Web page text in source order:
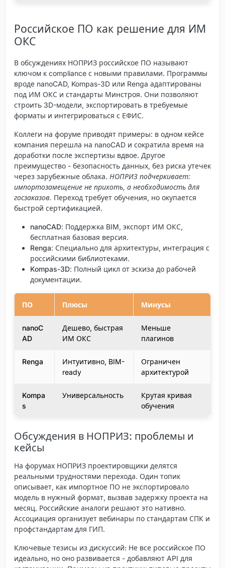
Российское ПО как решение для ИМ
ОКС
В обсуждениях НОПРИЗ российское ПО называют
ключом к compliance с новыми правилами. Программы
вроде nanoCAD, Kompas-3D или Renga адаптированы
под ИМ ОКС и стандарты Минстроя. Они позволяют
строить 3D-модели, экспортировать в требуемые
форматы и интегрироваться с ЕФИС.
Коллеги на форуме приводят примеры: в одном кейсе
компания перешла на nanoCAD и сократила время на
доработки после экспертизы вдвое. Другое
преимущество - безопасность данных, без риска утечек
через зарубежные облака. НОПРИЗ подчеркивает:
импортозамещение не прихоть, а необходимость для
госзаказов. Переход требует обучения, но окупается
быстрой сертификацией.
nanoCAD: Поддержка BIM, экспорт ИМ ОКС,
бесплатная базовая версия.
Renga: Специально для архитектуры, интеграция с
российскими библиотеками.
Kompas-3D: Полный цикл от эскиза до рабочей
документации.
ПО Плюсы Минусы
nanoC
AD
Дешево, быстрая
ИМ ОКС
Меньше
плагинов
Renga
Интуитивно, BIM-
ready
Ограничен
архитектурой
Kompa
s
Универсальность
Крутая кривая
обучения
Обсуждения в НОПРИЗ: проблемы и
кейсы
На форумах НОПРИЗ проектировщики делятся
реальными трудностями перехода. Один топик
описывает, как импортное ПО не экспортировало
модель в нужный формат, вызвав задержку проекта на
месяц. Российские аналоги решают это нативно.
Ассоциация организует вебинары по стандартам СПК и
профстандартам для ГИП.
Ключевые тезисы из дискуссий: Не все российское ПО
идеально, но оно развивается - добавляют API для